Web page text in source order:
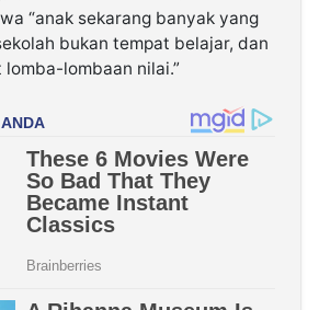
“anak sekarang banyak yang
bukan tempat belajar, dan
lombaan nilai.”